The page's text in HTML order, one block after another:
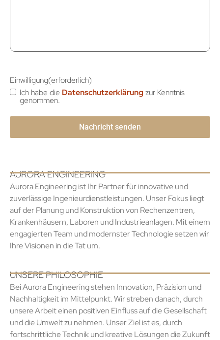
Einwilligung(erforderlich)
Ich habe die Datenschutzerklärung zur Kenntnis
genommen.
AURORA ENGINEERING
Aurora Engineering ist Ihr Partner für innovative und
zuverlässige Ingenieurdienstleistungen. Unser Fokus liegt
auf der Planung und Konstruktion von Rechenzentren,
Krankenhäusern, Laboren und Industrieanlagen. Mit einem
engagierten Team und modernster Technologie setzen wir
Ihre Visionen in die Tat um.
UNSERE PHILOSOPHIE
Bei Aurora Engineering stehen Innovation, Präzision und
Nachhaltigkeit im Mittelpunkt. Wir streben danach, durch
unsere Arbeit einen positiven Einfluss auf die Gesellschaft
und die Umwelt zu nehmen. Unser Ziel ist es, durch
fortschrittliche Technik und kreative Lösungen die Zukunft